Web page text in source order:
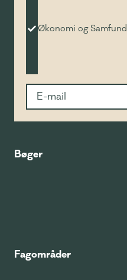
Økonomi og Samfund
Bøger
Fagområder